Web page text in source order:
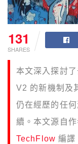
131
SHARES
本文深入探討
V2 的新機制及
仍在經歷的任
續。本文源自
TechFlow 編譯